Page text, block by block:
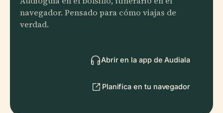
navegador. Pensado para cómo viajas de
verdad.
Abrir en la app de Audiala
Planifica en tu navegador